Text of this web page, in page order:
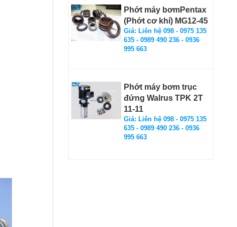
Phớt máy bơmPentax
(Phớt cơ khí) MG12-45
Giá: Liên hệ 098 - 0975 135
635 - 0989 490 236 - 0936
995 663
Phớt máy bơm trục
đứng Walrus TPK 2T
11-11
Giá: Liên hệ 098 - 0975 135
635 - 0989 490 236 - 0936
995 663